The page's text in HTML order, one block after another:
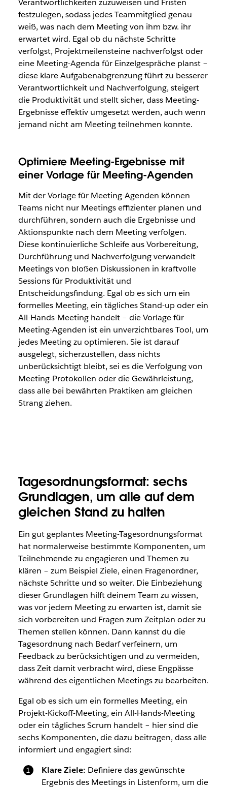
Verantwortlichkeiten zuzuweisen und Fristen
festzulegen, sodass jedes Teammitglied genau
weiß, was nach dem Meeting von ihm bzw. ihr
erwartet wird. Egal ob du nächste Schritte
verfolgst, Projektmeilensteine nachverfolgst oder
eine Meeting-Agenda für Einzelgespräche planst –
diese klare Aufgabenabgrenzung führt zu besserer
Verantwortlichkeit und Nachverfolgung, steigert
die Produktivität und stellt sicher, dass Meeting-
Ergebnisse effektiv umgesetzt werden, auch wenn
jemand nicht am Meeting teilnehmen konnte.
Optimiere Meeting-Ergebnisse mit
einer Vorlage für Meeting-Agenden
Mit der Vorlage für Meeting-Agenden können
Teams nicht nur Meetings effizienter planen und
durchführen, sondern auch die Ergebnisse und
Aktionspunkte nach dem Meeting verfolgen.
Diese kontinuierliche Schleife aus Vorbereitung,
Durchführung und Nachverfolgung verwandelt
Meetings von bloßen Diskussionen in kraftvolle
Sessions für Produktivität und
Entscheidungsfindung. Egal ob es sich um ein
formelles Meeting, ein tägliches Stand-up oder ein
All-Hands-Meeting handelt – die Vorlage für
Meeting-Agenden ist ein unverzichtbares Tool, um
jedes Meeting zu optimieren. Sie ist darauf
ausgelegt, sicherzustellen, dass nichts
unberücksichtigt bleibt, sei es die Verfolgung von
Meeting-Protokollen oder die Gewährleistung,
dass alle bei bewährten Praktiken am gleichen
Strang ziehen.
Tagesordnungsformat: sechs
Grundlagen, um alle auf dem
gleichen Stand zu halten
Ein gut geplantes Meeting-Tagesordnungsformat
hat normalerweise bestimmte Komponenten, um
Teilnehmende zu engagieren und Themen zu
klären – zum Beispiel Ziele, einen Fragenordner,
nächste Schritte und so weiter. Die Einbeziehung
dieser Grundlagen hilft deinem Team zu wissen,
was vor jedem Meeting zu erwarten ist, damit sie
sich vorbereiten und Fragen zum Zeitplan oder zu
Themen stellen können. Dann kannst du die
Tagesordnung nach Bedarf verfeinern, um
Feedback zu berücksichtigen und zu vermeiden,
dass Zeit damit verbracht wird, diese Engpässe
während des eigentlichen Meetings zu bearbeiten.
Egal ob es sich um ein formelles Meeting, ein
Projekt-Kickoff-Meeting, ein All-Hands-Meeting
oder ein tägliches Scrum handelt – hier sind die
sechs Komponenten, die dazu beitragen, dass alle
informiert und engagiert sind:
Klare Ziele: Definiere das gewünschte
Ergebnis des Meetings in Listenform, um die